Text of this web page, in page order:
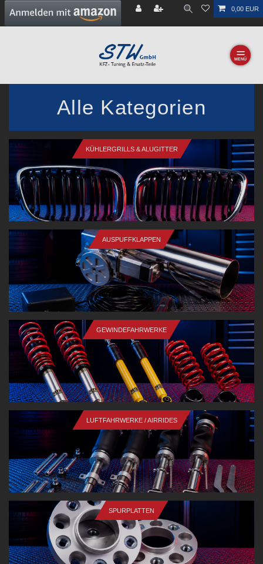
0,00 EUR
☰
Alle Kategorien
KÜHLERGRILLS & ALUGITTER
AUSPUFFKLAPPEN
GEWINDEFAHRWERKE
LUFTFAHRWERKE / AIRRIDES
SPURPLATTEN